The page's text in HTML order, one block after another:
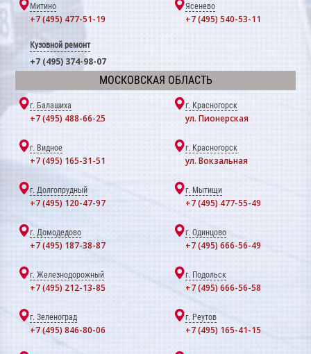
Митино
+7 (495) 477-51-19
Ясенево
+7 (495) 540-53-11
Кузовной ремонт
+7 (495) 374-98-07
МОСКОВСКАЯ ОБЛАСТЬ
г. Балашиха
+7 (495) 488-66-25
г. Красногорск
ул. Пионерская
г. Видное
+7 (495) 165-31-51
г. Красногорск
ул. Вокзальная
г. Долгопрудный
+7 (495) 120-47-97
г. Мытищи
+7 (495) 477-55-49
г. Домодедово
+7 (495) 187-38-87
г. Одинцово
+7 (495) 666-56-49
г. Железнодорожный
+7 (495) 212-13-85
г. Подольск
+7 (495) 666-56-58
г. Зеленоград
+7 (495) 846-80-06
г. Реутов
+7 (495) 165-41-15